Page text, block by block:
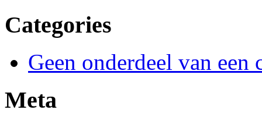
Categories
Geen onderdeel van een
Meta